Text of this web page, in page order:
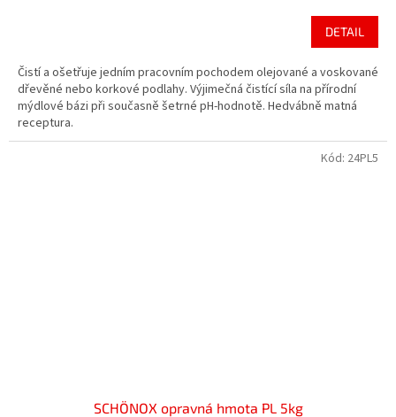
DETAIL
Čistí a ošetřuje jedním pracovním pochodem olejované a voskované
dřevěné nebo korkové podlahy. Výjimečná čistící síla na přírodní
mýdlové bázi při současně šetrné pH-hodnotě. Hedvábně matná
receptura.
SCHÖNOX opravná hmota PL 5kg
Kód: 24PL5